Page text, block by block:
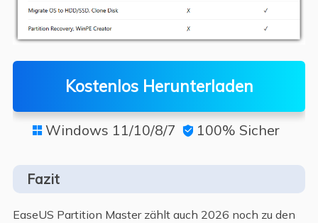
Kostenlos Herunterladen
 Windows 11/10/8/7  100% Sicher
Fazit
EaseUS Partition Master zählt auch 2026 noch zu den